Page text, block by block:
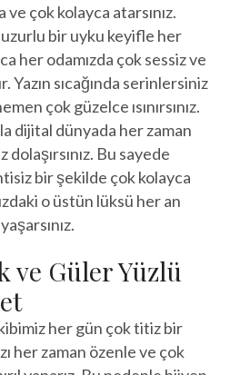
çok kolayca atarsınız.
bir uyku keyifle her
her odamızda çok sessiz ve
Yazın sıcağında serinlersiniz
çok güzelce ısınırsınız.
dijital dünyada her zaman
dolaşırsınız. Bu sayede
bir şekilde çok kolayca
o üstün lüksü her an
ve Güler Yüzlü
her gün çok titiz bir
her zaman özenle ve çok